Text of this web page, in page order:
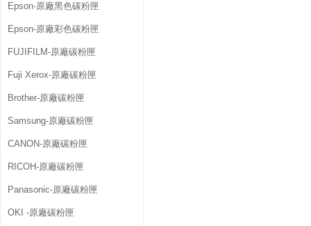
Epson-原廠黑色碳粉匣
Epson-原廠彩色碳粉匣
FUJIFILM-原廠碳粉匣
Fuji Xerox-原廠碳粉匣
Brother-原廠碳粉匣
Samsung-原廠碳粉匣
CANON-原廠碳粉匣
RICOH-原廠碳粉匣
Panasonic-原廠碳粉匣
OKI -原廠碳粉匣